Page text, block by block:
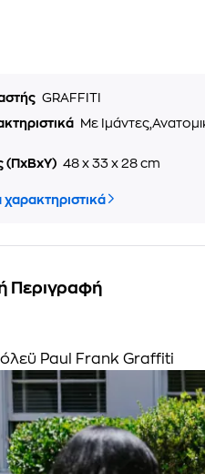
GRAFFITI
Με
(ΠxΒxΥ) 48 x 33 x 28 cm
Περιγραφή
Paul Frank Graffiti